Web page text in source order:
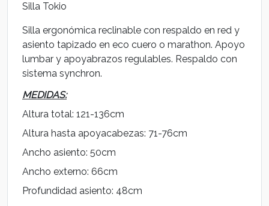
Silla Tokio
Silla ergonómica reclinable con respaldo en red y
asiento tapizado en eco cuero o marathon. Apoyo
lumbar y apoyabrazos regulables. Respaldo con
sistema synchron.
MEDIDAS:
Altura total: 121-136cm
Altura hasta apoyacabezas: 71-76cm
Ancho asiento: 50cm
Ancho externo: 66cm
Profundidad asiento: 48cm